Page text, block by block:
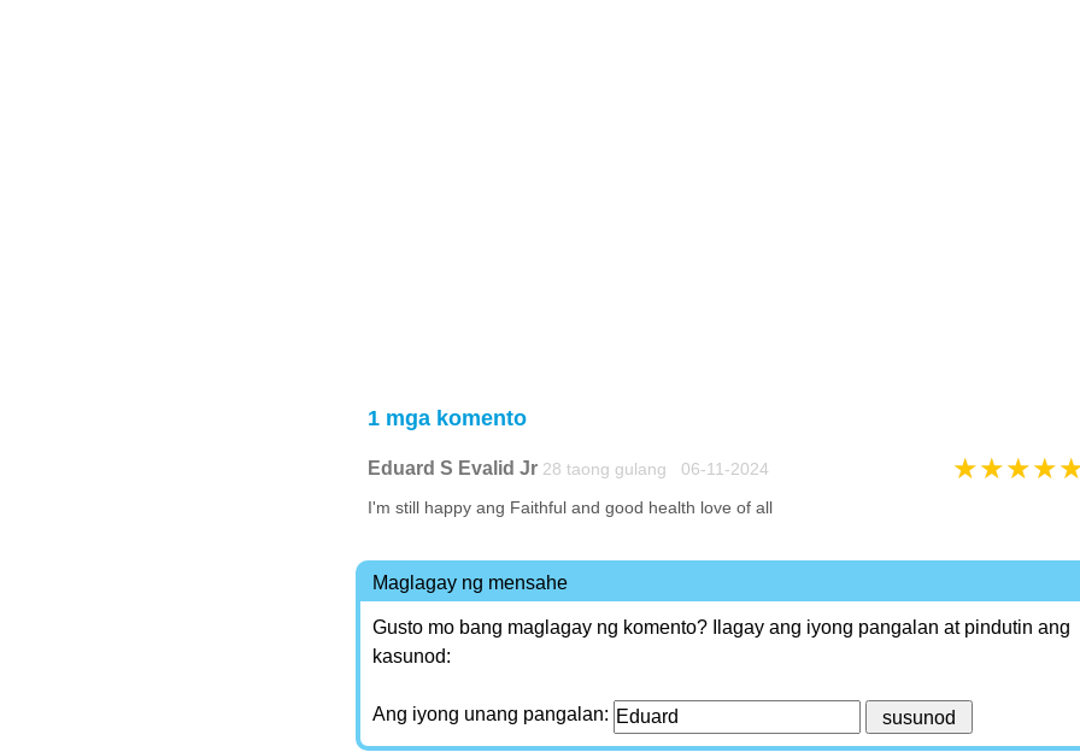
1 mga komento
Eduard S Evalid Jr28 taong gulang 06-11-2024 ★★★★
I'm still happy ang Faithful and good health love of all
Maglagay ng mensahe
Gusto mo bang maglagay ng komento? Ilagay ang iyong pangalan at pindutin ang
kasunod:
Ang iyong unang pangalan: